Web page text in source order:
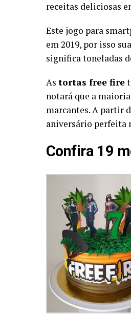
receitas deliciosas
Este jogo para
em 2019, por isso
significa toneladas
As tortas free fire
notará que a
marcantes. A partir
aniversário perfeita
Confira 19